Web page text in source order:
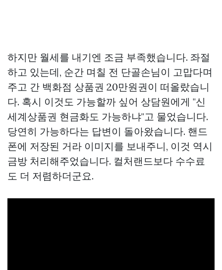
하지만 월세를 내기엔 조금 부족했습니다. 좌절
하고 있는데, 순간 며칠 전 단골손님이 고맙다며
주고 간 백화점 상품권 20만원권이 떠올랐습니
다. 혹시 이것도 가능할까 싶어 상담원에게 "신
세계상품권 현금화도 가능하냐"고 물었습니다.
당연히 가능하다는 답변이 돌아왔습니다. 핸드
폰에 저장된 거라 이미지를 보내주니, 이것 역시
금방 처리해주었습니다. 컬처랜드보다 수수료
도 더 저렴하더군요.